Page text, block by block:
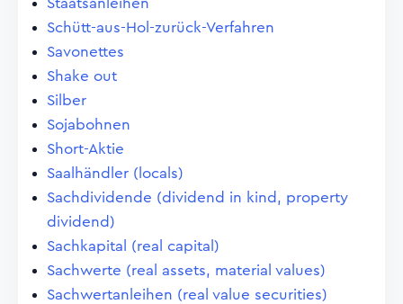
Staatsanleihen
Schütt-aus-Hol-zurück-Verfahren
Savonettes
Shake out
Silber
Sojabohnen
Short-Aktie
Saalhändler (locals)
Sachdividende (dividend in kind, property
dividend)
Sachkapital (real capital)
Sachwerte (real assets, material values)
Sachwertanleihen (real value securities)